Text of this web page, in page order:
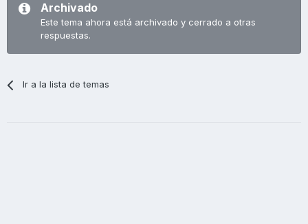
Archivado
Este tema ahora está archivado y cerrado a otras
respuestas.
Ir a la lista de temas